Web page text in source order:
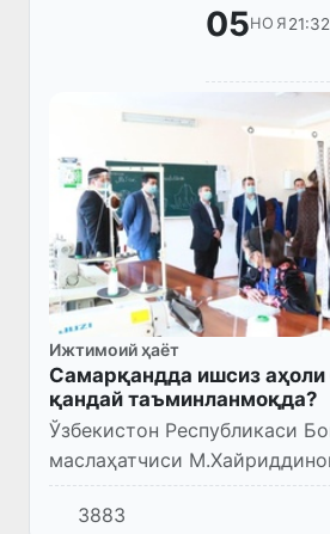
05НОЯ 21:32
Ижтимоий ҳаёт
Самарқандда ишсиз аҳоли
қандай таъминланмоқда?
Ўзбекистон Республикаси
маслаҳатчиси
ва меҳнат муносабатлари
биринчи ўринбосари
3883